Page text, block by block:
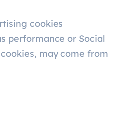
cookies
performance or Social
may come from